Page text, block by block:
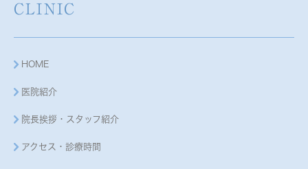
CLINIC
HOME
医院紹介
院長挨拶・スタッフ紹介
アクセス・診療時間